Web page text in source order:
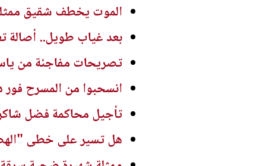
الموت يخطف شقيق
بعد غياب طويل.. أصالة
تصريحات مفاجئة من
انسحبوا من المسرح
تأجيل محاكمة فضل
هل تسير على خطى